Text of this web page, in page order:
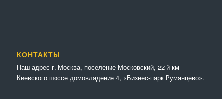
КОНТАКТЫ
Наш адрес г. Москва, поселение Московский, 22-й км
Киевского шоссе домовладение 4, «Бизнес-парк Румянцево».